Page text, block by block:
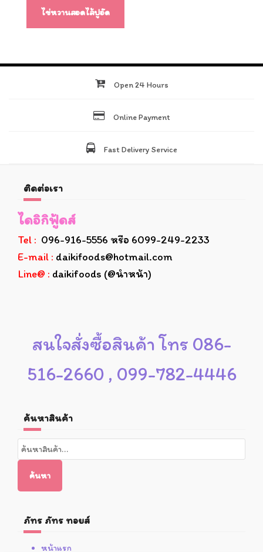
เรื่องไข่หวานสอดไส้ปูอัด
Open 24 Hours
Online Payment
Fast Delivery Service
ติดต่อเรา
ไดอิกิฟู้ดส์
Tel : 096-916-5556 หรือ 6099-249-2233
E-mail : daikifoods@hotmail.com
Line@ : daikifoods (@นำหน้า)
สนใจสั่งซื้อสินค้า โทร 086-
516-2660 , 099-782-4446
ค้นหาสินค้า
ค้นหา:
ค้นหา
ภัทร ภัทร ทอยส์
หน้าแรก